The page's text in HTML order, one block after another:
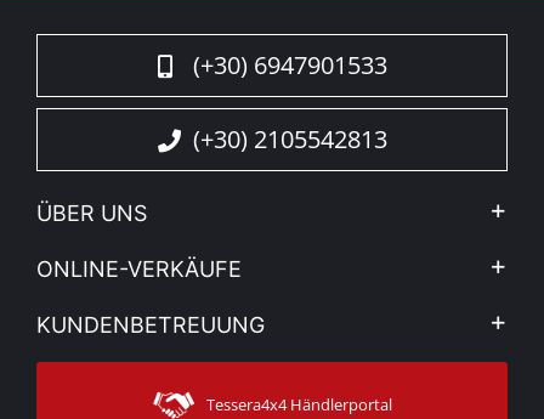
(+30) 6947901533
(+30) 2105542813
ÜBER UNS
Firma
Sehen Sie unsere Nachrichten
Sitemap
ONLINE-VERKÄUFE
Mein Konto
Versandarten
KUNDENBETREUUNG
Kontakt
Kundendienst
Tessera4x4 Händlerportal